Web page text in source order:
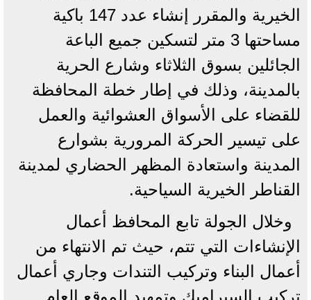
الخيرية والمقرر إنشاء عدد 147 باكية
مساحتها 3 متر لتسكين جميع الباعة
الجائلين بسوق الثلاثاء وشارع الحرية
بالمدينة، وذلك في إطار خطة المحافظة
للقضاء على الأسواق العشوائية والعمل
على تيسير الحركة المرورية بشوارع
المدينة واستعادة المظهر الحضاري لمدينة
القناطر الخيرية السياحية.
وخلال الجولة تابع المحافظ أعمال
الإنشاءات التي تتم، حيث تم الانتهاء من
أعمال البناء وتركيب التندات وجاري أعمال
تركيب السيراميك وتمهيد الموقع العام